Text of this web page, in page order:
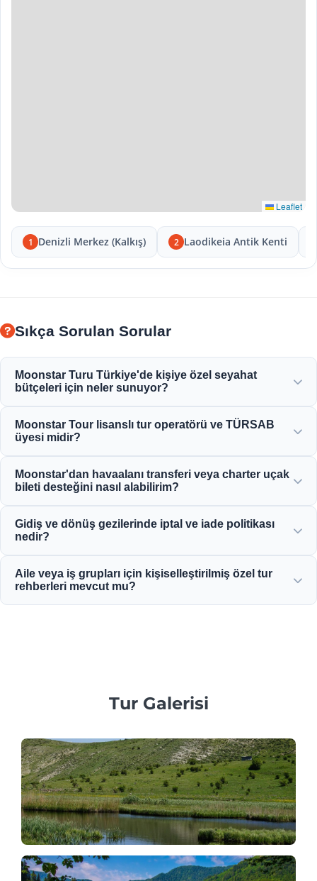
Leaflet
1 Denizli Merkez (Kalkış) 2 Laodikeia Antik Kenti
Sıkça Sorulan Sorular
Moonstar Turu Türkiye'de kişiye özel seyahat
bütçeleri için neler sunuyor?
çeşitli kişiselleştirilmiş hizmetler sunarak her bütçeye
uygun, paranızın karşılığını veren seçenekler sunar.
Moonstar Tour lisanslı tur operatörü ve TÜRSAB
üyesi midir?
acentesidir ve TÜRSAB'ın (Türkiye Seyahat Acenteleri
Birliği) gururlu bir üyesidir ve maksimum güvenilirlik
Moonstar'dan havaalanı transferi veya charter uçak
bileti desteğini nasıl alabilirim?
rezervasyonlarını doğrudan web sitemiz üzerinden veya
Gidiş ve dönüş gezilerinde iptal ve iade politikası
nedir?
saat öncesine kadar ücretsiz iptale izin veren cömert iptal
Aile veya iş grupları için kişiselleştirilmiş özel tur
rehberleri mevcut mu?
Tur Galerisi